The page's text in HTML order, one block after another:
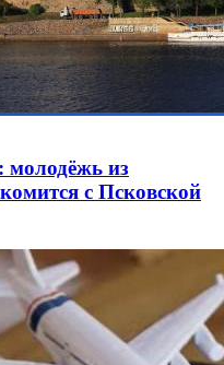
молодёжь из
с Псковской